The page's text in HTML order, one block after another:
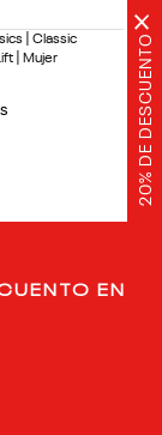
20% DE DESCUENTO
×
| Classic
| Mujer
EN